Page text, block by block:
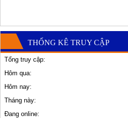
THỐNG KÊ TRUY CẬP
Tổng truy cập:
Hôm qua:
Hôm nay:
Tháng này:
Đang online: